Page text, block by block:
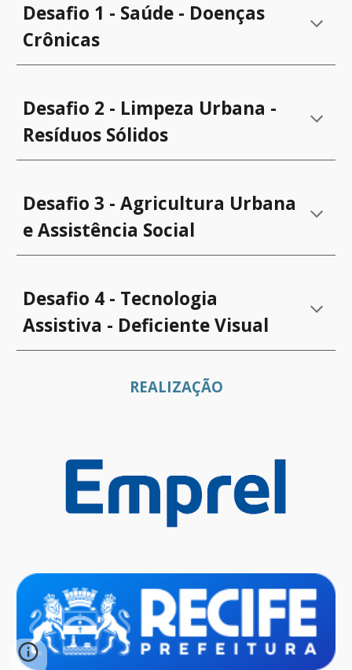
Desafio 1 - Saúde - Doenças
Crônicas
Desafio 2 - Limpeza Urbana -
Resíduos Sólidos
Desafio 3 - Agricultura Urbana
e Assistência Social
Desafio 4 - Tecnologia
Assistiva - Deficiente Visual
REALIZAÇÃO